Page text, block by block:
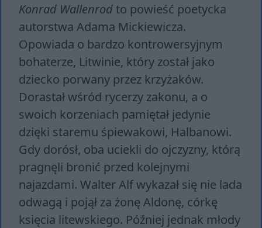
Konrad Wallenrod to powieść poetycka
autorstwa Adama Mickiewicza.
Opowiada o bardzo kontrowersyjnym
bohaterze, Litwinie, który został jako
dziecko porwany przez krzyżaków.
Dorastał wśród rycerzy zakonu, a o
swoich korzeniach pamiętał jedynie
dzięki staremu śpiewakowi, Halbanowi.
Gdy dorósł, oba uciekli do ojczyzny, którą
pragnęli bronić przed kolejnymi
najazdami. Walter Alf wykazał się nie lada
odwagą i pojął za żonę Aldonę, córkę
księcia litewskiego. Później jednak młody